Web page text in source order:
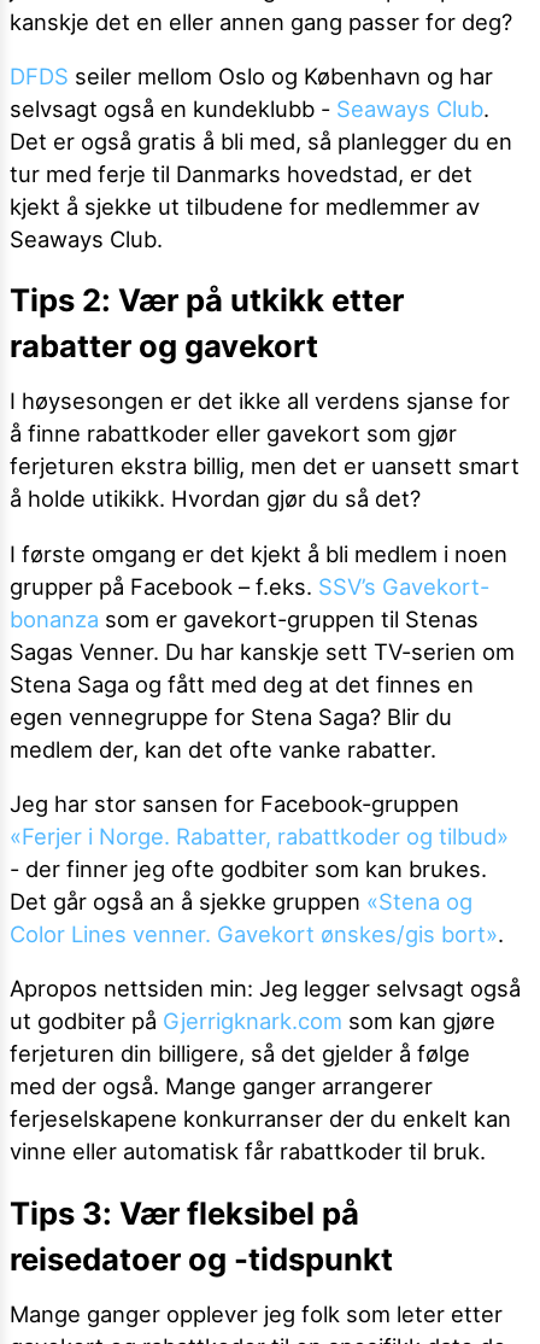
kanskje det en eller annen gang passer for deg?
DFDS seiler mellom Oslo og København og har
selvsagt også en kundeklubb - Seaways Club.
Det er også gratis å bli med, så planlegger du en
tur med ferje til Danmarks hovedstad, er det
kjekt å sjekke ut tilbudene for medlemmer av
Seaways Club.
Tips 2: Vær på utkikk etter
rabatter og gavekort
I høysesongen er det ikke all verdens sjanse for
å finne rabattkoder eller gavekort som gjør
ferjeturen ekstra billig, men det er uansett smart
å holde utikikk. Hvordan gjør du så det?
I første omgang er det kjekt å bli medlem i noen
grupper på Facebook – f.eks. SSV’s Gavekort-
bonanza som er gavekort-gruppen til Stenas
Sagas Venner. Du har kanskje sett TV-serien om
Stena Saga og fått med deg at det finnes en
egen vennegruppe for Stena Saga? Blir du
medlem der, kan det ofte vanke rabatter.
Jeg har stor sansen for Facebook-gruppen
«Ferjer i Norge. Rabatter, rabattkoder og tilbud»
- der finner jeg ofte godbiter som kan brukes.
Det går også an å sjekke gruppen «Stena og
Color Lines venner. Gavekort ønskes/gis bort».
Apropos nettsiden min: Jeg legger selvsagt også
ut godbiter på Gjerrigknark.com som kan gjøre
ferjeturen din billigere, så det gjelder å følge
med der også. Mange ganger arrangerer
ferjeselskapene konkurranser der du enkelt kan
vinne eller automatisk får rabattkoder til bruk.
Tips 3: Vær fleksibel på
reisedatoer og -tidspunkt
Mange ganger opplever jeg folk som leter etter